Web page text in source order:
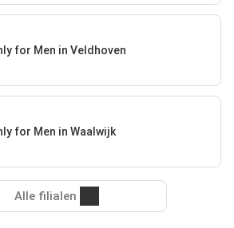
for Men in Veldhoven
for Men in Waalwijk
Alle filialen